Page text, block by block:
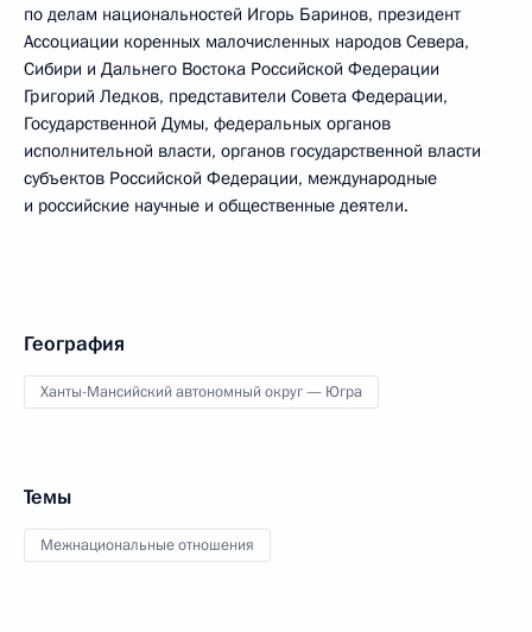
по делам национальностей Игорь Баринов, президент
Ассоциации коренных малочисленных народов Севера,
Сибири и Дальнего Востока Российской Федерации
Григорий Ледков, представители Совета Федерации,
Государственной Думы, федеральных органов
исполнительной власти, органов государственной власти
субъектов Российской Федерации, международные
и российские научные и общественные деятели.
География
Ханты-Мансийский автономный округ — Югра
Темы
Межнациональные отношения